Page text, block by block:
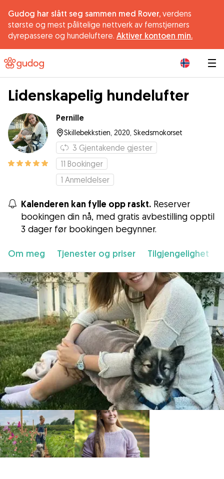
Gudog har slått seg sammen med Rover, verdens
største og mest pålitelige nettverk av femstjerners
dyrepassere og hundeluftere. Aktiver kontoen min.
Lidenskapelig hundelufter
Pernille
Skillebekkstien, 2020, Skedsmokorset
3 Gjentakende gjester
11 Bookinger
1 Anmeldelser
Kalenderen kan fylle opp raskt. Reserver
bookingen din nå, med gratis avbestilling opptil
3 dager før bookingen begynner.
Om meg Tjenester og priser Tilgjengelighet